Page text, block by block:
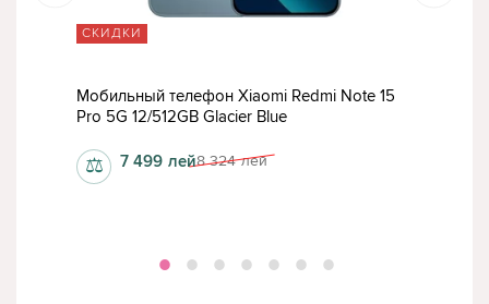
СКИДКИ
Мобильный телефон Xiaomi Redmi Note 15
Pro 5G 12/512GB Glacier Blue
8 324 лей
7 499 лей
⚖